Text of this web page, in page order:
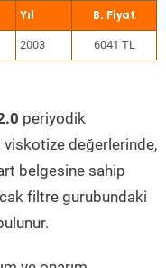
Yıl
2003 6041 TL
periyodik
viskotize değerlerinde,
belgesine sahip
filtre gurubundaki